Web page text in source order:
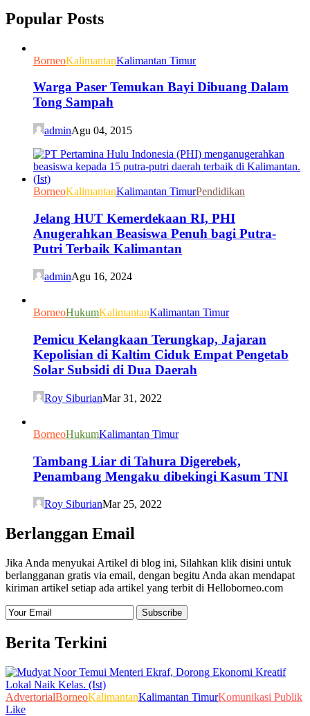
Popular Posts
BorneoKalimantanKalimantan Timur
Warga Paser Temukan Bayi Dibuang Dalam
Tong Sampah
adminAgu 04, 2015
BorneoKalimantanKalimantan TimurPendidikan
Jelang HUT Kemerdekaan RI, PHI
Anugerahkan Beasiswa Penuh bagi Putra-
Putri Terbaik Kalimantan
adminAgu 16, 2024
BorneoHukumKalimantanKalimantan Timur
Pemicu Kelangkaan Terungkap, Jajaran
Kepolisian di Kaltim Ciduk Empat Pengetab
Solar Subsidi di Dua Daerah
Roy SiburianMar 31, 2022
BorneoHukumKalimantan Timur
Tambang Liar di Tahura Digerebek,
Penambang Mengaku dibekingi Kasum TNI
Roy SiburianMar 25, 2022
Berlanggan Email
Jika Anda menyukai Artikel di blog ini, Silahkan klik disini untuk
berlangganan gratis via email, dengan begitu Anda akan mendapat
kiriman artikel setiap ada artikel yang terbit di Helloborneo.com
Berita Terkini
AdvertorialBorneoKalimantanKalimantan TimurKomunikasi Publik
Like